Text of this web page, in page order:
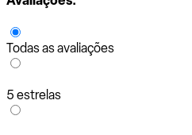
Todas as avaliações
5 estrelas